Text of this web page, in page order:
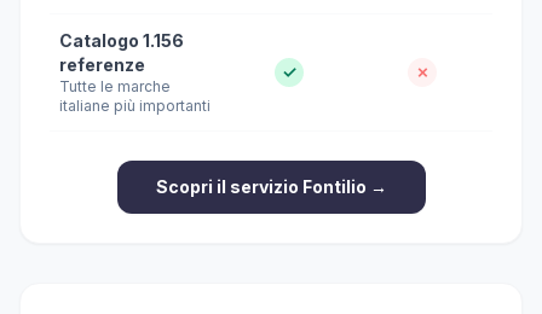
Catalogo 1.156
referenze
Tutte le marche
italiane più importanti
✓ ✗
Scopri il servizio Fontilio →